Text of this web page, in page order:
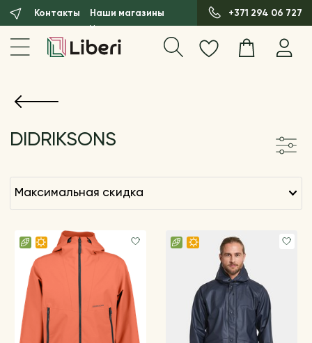
Контакты Наши магазины +371 294 06 727
DIDRIKSONS
максимальная скидка